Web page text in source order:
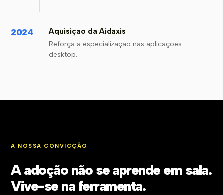
2024 Aquisição da Aidaxis
Reforça a especialização nas aplicações
desktop.
A NOSSA CONVICÇÃO
A adoção não se aprende em sala.
Vive-se na ferramenta.